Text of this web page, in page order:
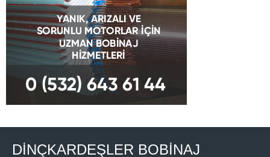
DİNÇKARDEŞLER BOBİNAJ